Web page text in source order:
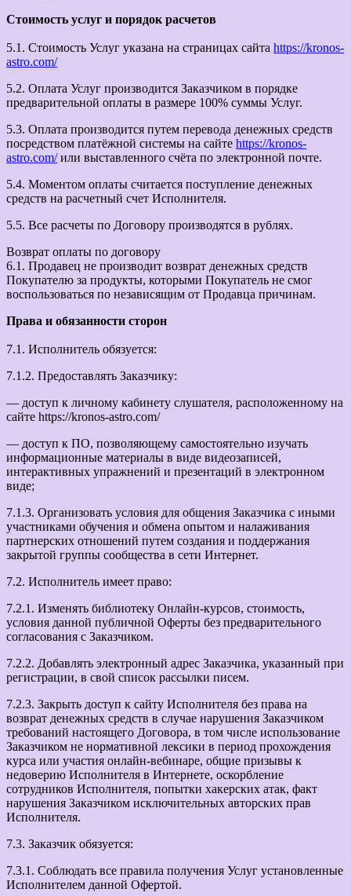
Стоимость услуг и порядок расчетов
5.1. Стоимость Услуг указана на страницах сайта https://kronos-
astro.com/
5.2. Оплата Услуг производится Заказчиком в порядке
предварительной оплаты в размере 100% суммы Услуг.
5.3. Оплата производится путем перевода денежных средств
посредством платёжной системы на сайте https://kronos-
astro.com/или выставленного счёта по электронной почте.
5.4. Моментом оплаты считается поступление денежных
средств на расчетный счет Исполнителя.
5.5. Все расчеты по Договору производятся в рублях.
Возврат оплаты по договору
6.1. Продавец не производит возврат денежных средств
Покупателю за продукты, которыми Покупатель не смог
воспользоваться по независящим от Продавца причинам.
Права и обязанности сторон
7.1. Исполнитель обязуется:
7.1.2. Предоставлять Заказчику:
— доступ к личному кабинету слушателя, расположенному на
сайте https://kronos-astro.com/
— доступ к ПО, позволяющему самостоятельно изучать
информационные материалы в виде видеозаписей,
интерактивных упражнений и презентаций в электронном
виде;
7.1.3. Организовать условия для общения Заказчика с иными
участниками обучения и обмена опытом и налаживания
партнерских отношений путем создания и поддержания
закрытой группы сообщества в сети Интернет.
7.2. Исполнитель имеет право:
7.2.1. Изменять библиотеку Онлайн-курсов, стоимость,
условия данной публичной Оферты без предварительного
согласования с Заказчиком.
7.2.2. Добавлять электронный адрес Заказчика, указанный при
регистрации, в свой список рассылки писем.
7.2.3. Закрыть доступ к сайту Исполнителя без права на
возврат денежных средств в случае нарушения Заказчиком
требований настоящего Договора, в том числе использование
Заказчиком не нормативной лексики в период прохождения
курса или участия онлайн-вебинаре, общие призывы к
недоверию Исполнителя в Интернете, оскорбление
сотрудников Исполнителя, попытки хакерских атак, факт
нарушения Заказчиком исключительных авторских прав
Исполнителя.
7.3. Заказчик обязуется:
7.3.1. Соблюдать все правила получения Услуг установленные
Исполнителем данной Офертой.